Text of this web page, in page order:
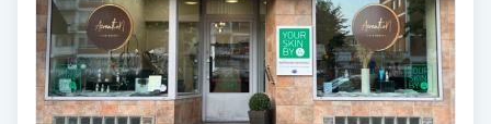
Fet hårbotten
Fettreducering